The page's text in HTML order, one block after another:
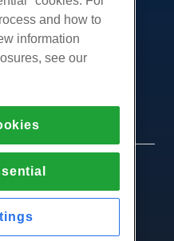
HostPapa Inc.
and how to
information
see our